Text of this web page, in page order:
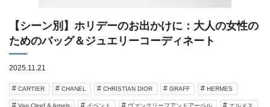
【シーン別】ホリデーのお出かけに：大人の女性の
ためのバッグ＆ジュエリーコーディネート
2025.11.21
CARTIER CHANEL CHRISTIAN DIOR GRAFF HERMES